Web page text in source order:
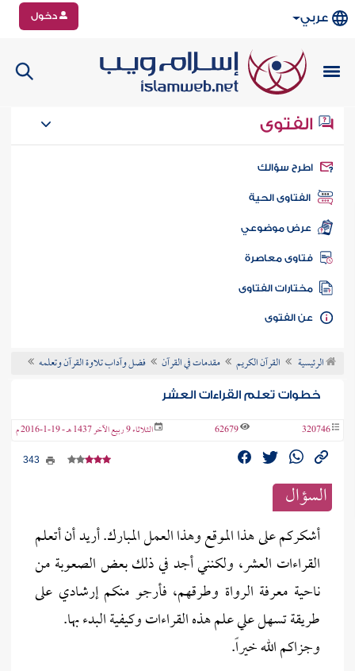
عربي دخول
الفتوى
سؤالك
الفتاوى الحية
عرض موضوعي
فتاوى معاصرة
مختارات الفتاوى
الفتوى
الرئيسية القرآن الكريم مقدمات في القرآن فضل وآداب تلاوة القرآن وتعلمه
خطوات تعلم القراءات العشر
320746
62679 الثلاثاء 9 ربيع الآخر 1437 هـ - 19-1-2016 م
السؤال
أشكركم على هذا الموقع وهذا العمل المبارك. أريد أن أتعلم
القراءات العشر، ولكنني أجد في ذلك بعض الصعوبة من
ناحية معرفة الرواة وطرقهم، فأرجو منكم إرشادي على
طريقة تسهل علي علم هذه القراءات وكيفية البدء بها.
وجزاكم الله خيراً.